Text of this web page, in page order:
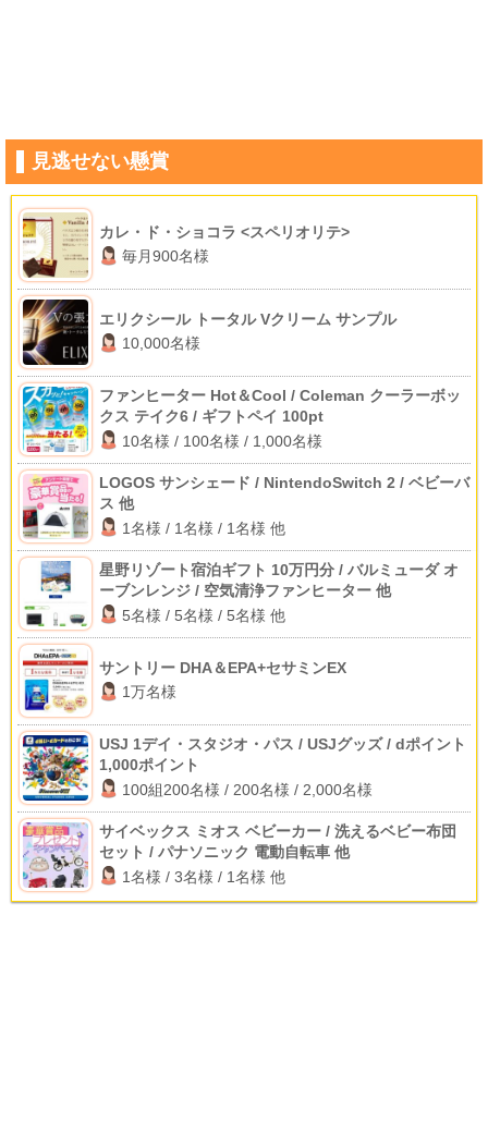
見逃せない懸賞
カレ・ド・ショコラ <スペリオリテ>
毎月900名様
エリクシール トータル Vクリーム サンプル
10,000名様
ファンヒーター Hot＆Cool / Coleman クーラーボッ
クス テイク6 / ギフトペイ 100pt
10名様 / 100名様 / 1,000名様
LOGOS サンシェード / NintendoSwitch 2 / ベビーバ
ス 他
1名様 / 1名様 / 1名様 他
星野リゾート宿泊ギフト 10万円分 / バルミューダ オ
ーブンレンジ / 空気清浄ファンヒーター 他
5名様 / 5名様 / 5名様 他
サントリー DHA＆EPA+セサミンEX
1万名様
USJ 1デイ・スタジオ・パス / USJグッズ / dポイント
1,000ポイント
100組200名様 / 200名様 / 2,000名様
サイベックス ミオス ベビーカー / 洗えるベビー布団
セット / パナソニック 電動自転車 他
1名様 / 3名様 / 1名様 他